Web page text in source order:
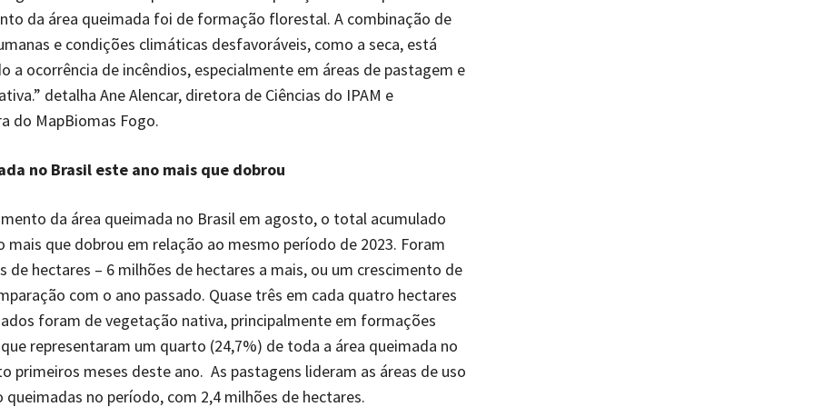
da área queimada foi de formação florestal. A combinação de
e condições climáticas desfavoráveis, como a seca, está
a ocorrência de incêndios, especialmente em áreas de pastagem e
detalha Ane Alencar, diretora de Ciências do IPAM e
do MapBiomas Fogo.
no Brasil este ano mais que dobrou
da área queimada no Brasil em agosto, o total acumulado
mais que dobrou em relação ao mesmo período de 2023. Foram
de hectares – 6 milhões de hectares a mais, ou um crescimento de
com o ano passado. Quase três em cada quatro hectares
foram de vegetação nativa, principalmente em formações
representaram um quarto (24,7%) de toda a área queimada no
primeiros meses deste ano. As pastagens lideram as áreas de uso
queimadas no período, com 2,4 milhões de hectares.